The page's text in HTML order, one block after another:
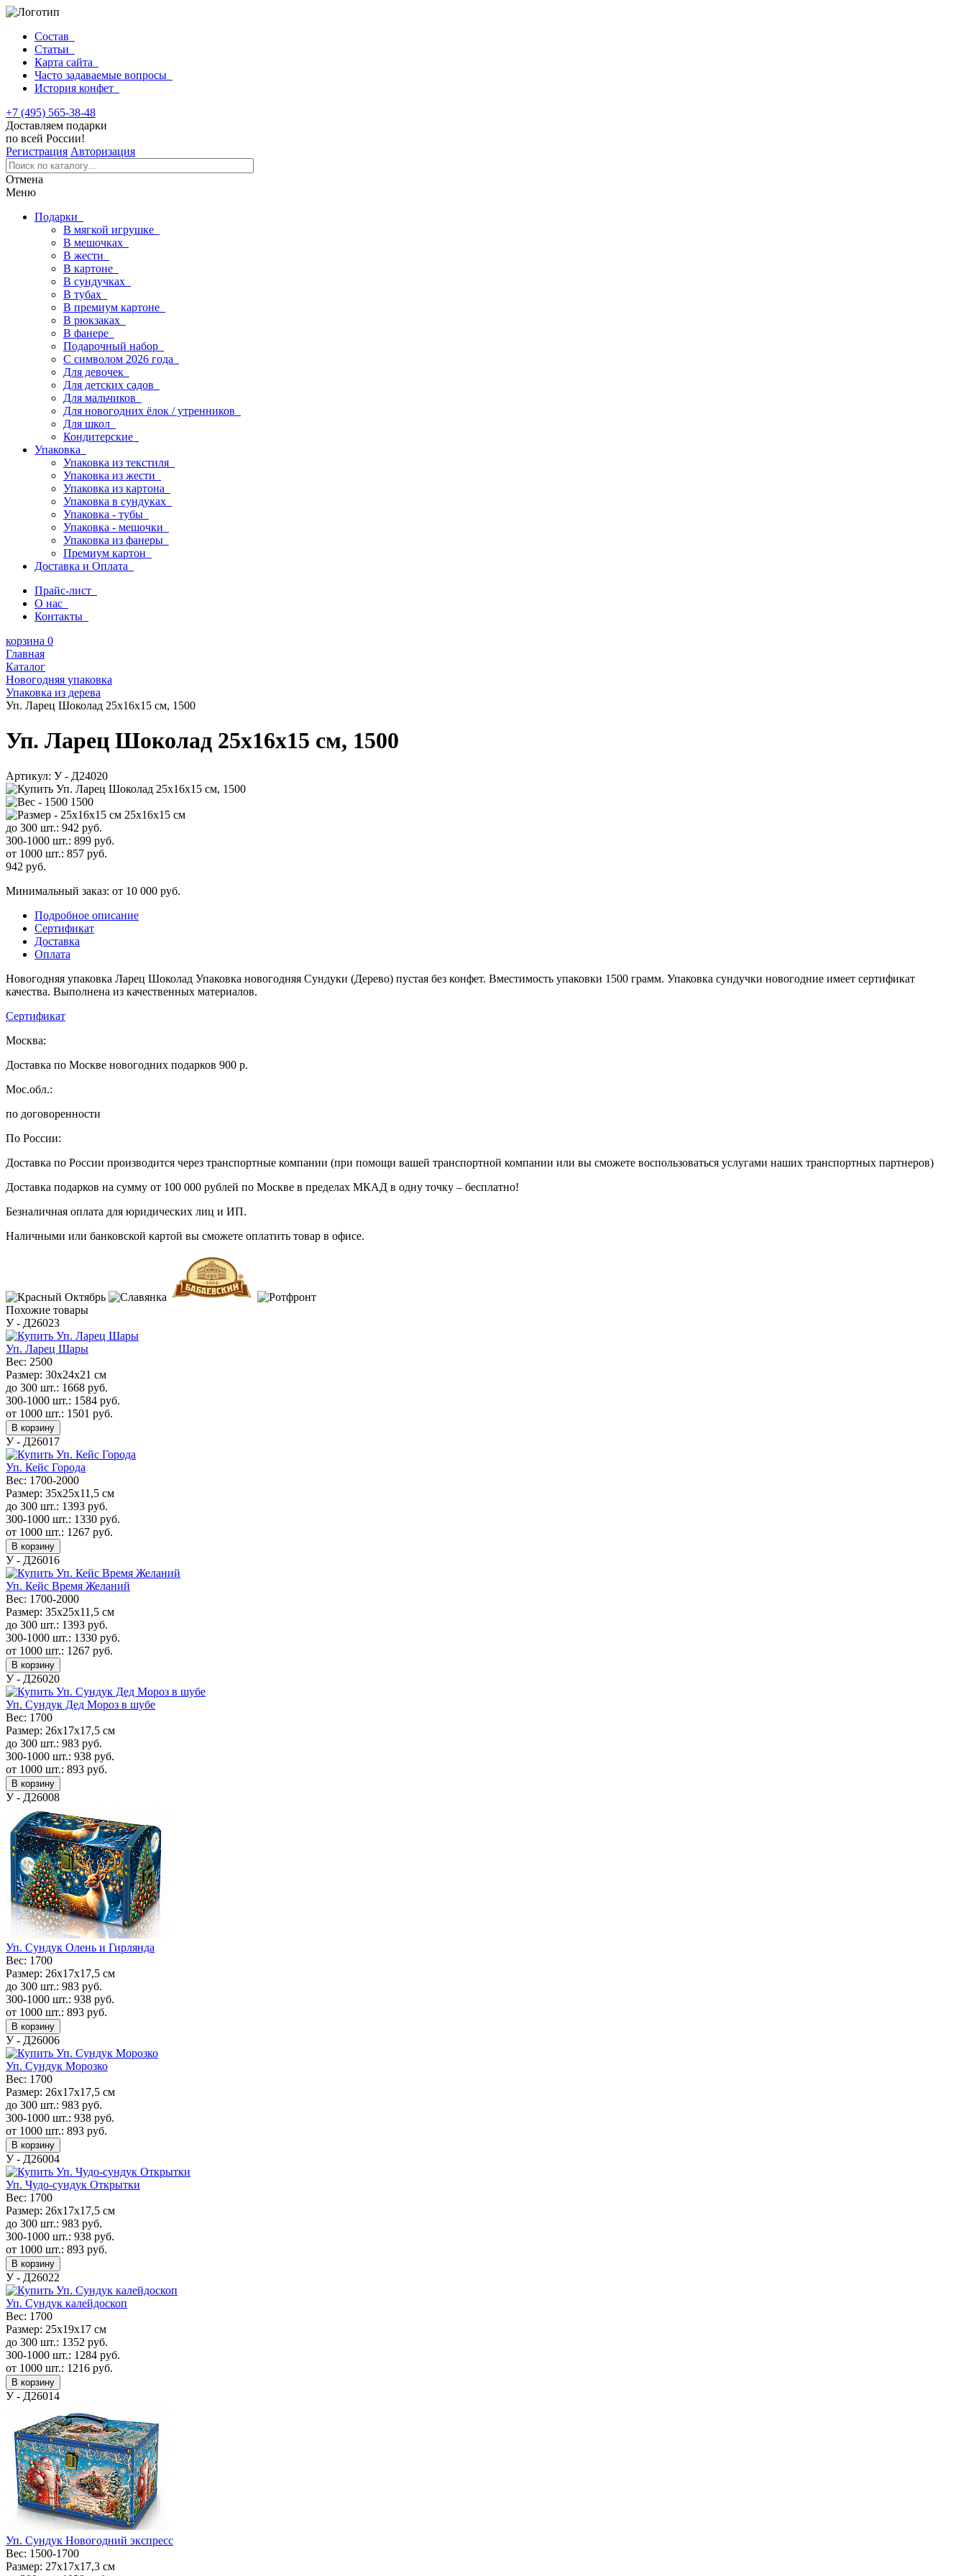
Состав
Статьи
Карта сайта
Часто задаваемые вопросы
История конфет
+7 (495) 565-38-48
Доставляем подарки
по всей России!
Регистрация Авторизация
Отмена
Меню
Подарки
В мягкой игрушке
В мешочках
В жести
В картоне
В сундучках
В тубах
В премиум картоне
В рюкзаках
В фанере
Подарочный набор
С символом 2026 года
Для девочек
Для детских садов
Для мальчиков
Для новогодних ёлок / утренников
Для школ
Кондитерские
Упаковка
Упаковка из текстиля
Упаковка из жести
Упаковка из картона
Упаковка в сундуках
Упаковка - тубы
Упаковка - мешочки
Упаковка из фанеры
Премиум картон
Доставка и Оплата
Прайс-лист
О нас
Контакты
корзина 0
Главная
Каталог
Новогодняя упаковка
Упаковка из дерева
Уп. Ларец Шоколад 25х16x15 см, 1500
Уп. Ларец Шоколад 25х16x15 см, 1500
Артикул: У - Д24020
1500
25х16x15 см
до 300 шт.: 942 руб.
300-1000 шт.: 899 руб.
от 1000 шт.: 857 руб.
942 руб.
Минимальный заказ: от 10 000 руб.
Подробное описание
Сертификат
Доставка
Оплата
Новогодняя упаковка Ларец Шоколад Упаковка новогодняя Сундуки (Дерево) пустая без конфет. Вместимость упаковки 1500 грамм. Упаковка сундучки новогодние имеет сертификат
качества. Выполнена из качественных материалов.
Сертификат
Москва:
Доставка по Москве новогодних подарков 900 р.
Мос.обл.:
по договоренности
По России:
Доставка по России производится через транспортные компании (при помощи вашей транспортной компании или вы сможете воспользоваться услугами наших транспортных партнеров)
Доставка подарков на сумму от 100 000 рублей по Москве в пределах МКАД в одну точку – бесплатно!
Безналичная оплата для юридических лиц и ИП.
Наличными или банковской картой вы сможете оплатить товар в офисе.
Похожие товары
У - Д26023
Уп. Ларец Шары
Вес: 2500
Размер: 30х24х21 см
до 300 шт.: 1668 руб.
300-1000 шт.: 1584 руб.
от 1000 шт.: 1501 руб.
В корзину
У - Д26017
Уп. Кейс Города
Вес: 1700-2000
Размер: 35x25x11,5 см
до 300 шт.: 1393 руб.
300-1000 шт.: 1330 руб.
от 1000 шт.: 1267 руб.
В корзину
У - Д26016
Уп. Кейс Время Желаний
Вес: 1700-2000
Размер: 35x25x11,5 см
до 300 шт.: 1393 руб.
300-1000 шт.: 1330 руб.
от 1000 шт.: 1267 руб.
В корзину
У - Д26020
Уп. Сундук Дед Мороз в шубе
Вес: 1700
Размер: 26х17х17,5 см
до 300 шт.: 983 руб.
300-1000 шт.: 938 руб.
от 1000 шт.: 893 руб.
В корзину
У - Д26008
Уп. Сундук Олень и Гирлянда
Вес: 1700
Размер: 26х17х17,5 см
до 300 шт.: 983 руб.
300-1000 шт.: 938 руб.
от 1000 шт.: 893 руб.
В корзину
У - Д26006
Уп. Сундук Морозко
Вес: 1700
Размер: 26х17х17,5 см
до 300 шт.: 983 руб.
300-1000 шт.: 938 руб.
от 1000 шт.: 893 руб.
В корзину
У - Д26004
Уп. Чудо-сундук Открытки
Вес: 1700
Размер: 26х17х17,5 см
до 300 шт.: 983 руб.
300-1000 шт.: 938 руб.
от 1000 шт.: 893 руб.
В корзину
У - Д26022
Уп. Сундук калейдоскоп
Вес: 1700
Размер: 25х19х17 см
до 300 шт.: 1352 руб.
300-1000 шт.: 1284 руб.
от 1000 шт.: 1216 руб.
В корзину
У - Д26014
Уп. Сундук Новогодний экспресс
Вес: 1500-1700
Размер: 27х17х17,3 см